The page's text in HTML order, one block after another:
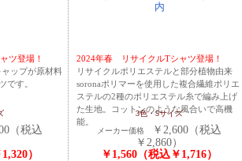
ツ登場！
ップが原材料
です。
（税込
）
2024年春 リサイクルTシャツ登場！
リサイクルポリエステルと部分植物由来
soronaポリマーを使用した複合繊維ポリエ
ステルの2種のポリエステル糸で編み上げ
た生地。コットンのような風合いで高機
能。
3色・5サイズ
メーカー価格
￥2,600（税込
￥2,860）
￥1,560（税込￥1,716）